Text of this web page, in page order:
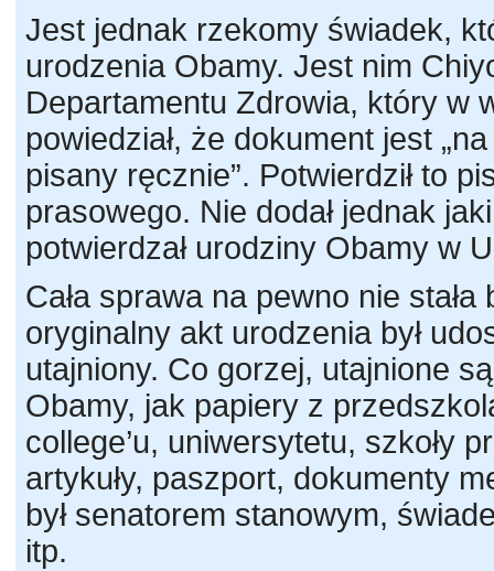
Jest jednak rzekomy świadek,
urodzenia Obamy. Jest nim
Departamentu Zdrowia, który w
powiedział, że dokument jest
pisany ręcznie”. Potwierdził to
prasowego. Nie dodał jednak
potwierdzał urodziny Obamy w
Cała sprawa na pewno nie
oryginalny akt urodzenia był
utajniony. Co gorzej, utajnione
Obamy, jak papiery z
college’u, uniwersytetu, szkoły
artykuły, paszport, dokumenty
był senatorem stanowym,
itp.